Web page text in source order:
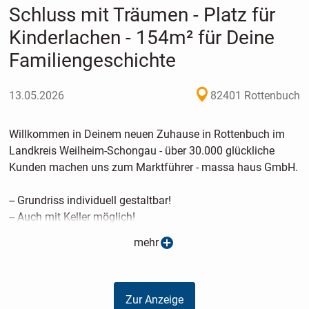
Schluss mit Träumen - Platz für
Kinderlachen - 154m² für Deine
Familiengeschichte
13.05.2026 82401 Rottenbuch
Willkommen in Deinem neuen Zuhause in Rottenbuch im
Landkreis Weilheim-Schongau - über 30.000 glückliche
Kunden machen uns zum Marktführer - massa haus GmbH.
-- Grundriss individuell gestaltbar!
-- Auch mit Keller möglich!
-- KfW40 oder KfW40 Plus mit QNG möglich!
-- Preis Haus: 320.000 EUR
Ideal für deine Familie: 154 Quadratmeter Nettogrundfläche
mehr
Zur Anzeige